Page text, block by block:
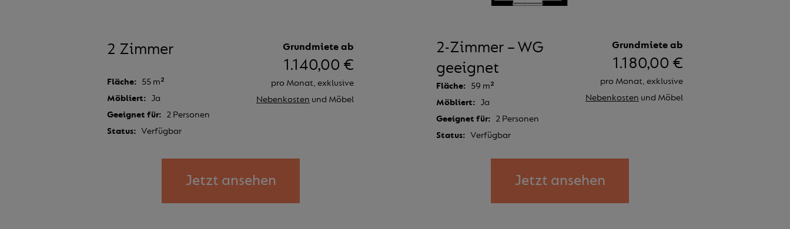
2 Zimmer
Fläche
55 m²
Möbliert
Ja
Geeignet für
2 Personen
Status
Verfügbar
Grundmiete ab
1.140,00 €
pro Monat, exklusive
Nebenkosten und Möbel
Jetzt ansehen
2-Zimmer – WG
geeignet
Fläche
59 m²
Möbliert
Ja
Geeignet für
2 Personen
Status
Verfügbar
Grundmiete ab
1.180,00 €
pro Monat, exklusive
Nebenkosten und Möbel
Jetzt ansehen